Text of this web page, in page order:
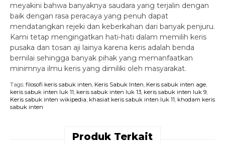
meyakini bahwa banyaknya saudara yang terjalin dengan
baik dengan rasa peracaya yang penuh dapat
mendatangkan rejeki dan keberkahan dari banyak penjuru.
Kami tetap mengingatkan hati-hati dalam memilih keris
pusaka dan tosan aji lainya karena keris adalah benda
bernilai sehingga banyak pihak yang memanfaatkan
minimnya ilmu keris yang dimiliki oleh masyarakat.
Tags: filosofi keris sabuk inten Keris Sabuk Inten Keris sabuk inten age
keris sabuk inten luk 11 keris sabuk inten luk 13 keris sabuk inten luk 9
Keris sabuk inten wikipedia khasiat keris sabuk inten luk 11 khodam keris
sabuk inten
Produk Terkait